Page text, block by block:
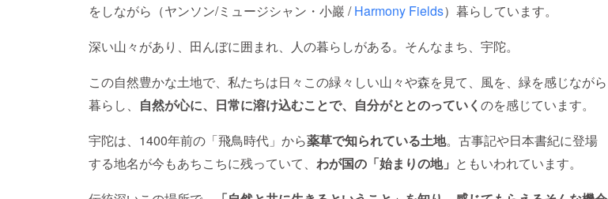
をしながら（ヤンソン/ミュージシャン・小巖 /Harmony Fields）暮らしています。
深い山々があり、田んぼに囲まれ、人の暮らしがある。そんなまち、宇陀。
この自然豊かな土地で、私たちは日々この緑々しい山々や森を見て、風を、緑を感じながら
暮らし、 自然が心に、日常に溶け込むことで、自分がととのっていく のを感じています。
宇陀は、1400年前の「飛鳥時代」から薬草で知られている土地。古事記や日本書紀に登場
する地名が今もあちこちに残っていて、 わが国の「始まりの地」 ともいわれています。